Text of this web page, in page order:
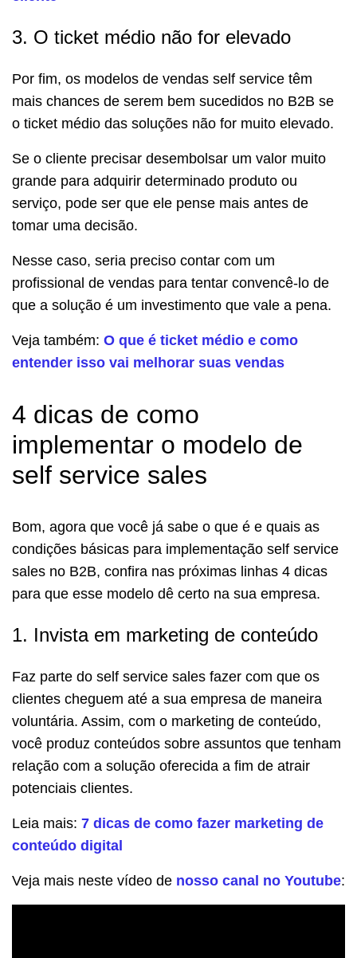
3. O ticket médio não for elevado
Por fim, os modelos de vendas self service têm
mais chances de serem bem sucedidos no B2B se
o ticket médio das soluções não for muito elevado.
Se o cliente precisar desembolsar um valor muito
grande para adquirir determinado produto ou
serviço, pode ser que ele pense mais antes de
tomar uma decisão.
Nesse caso, seria preciso contar com um
profissional de vendas para tentar convencê-lo de
que a solução é um investimento que vale a pena.
Veja também: O que é ticket médio e como
entender isso vai melhorar suas vendas
4 dicas de como
implementar o modelo de
self service sales
Bom, agora que você já sabe o que é e quais as
condições básicas para implementação self service
sales no B2B, confira nas próximas linhas 4 dicas
para que esse modelo dê certo na sua empresa.
1. Invista em marketing de conteúdo
Faz parte do self service sales fazer com que os
clientes cheguem até a sua empresa de maneira
voluntária. Assim, com o marketing de conteúdo,
você produz conteúdos sobre assuntos que tenham
relação com a solução oferecida a fim de atrair
potenciais clientes.
Leia mais: 7 dicas de como fazer marketing de
conteúdo digital
Veja mais neste vídeo de nosso canal no Youtube: